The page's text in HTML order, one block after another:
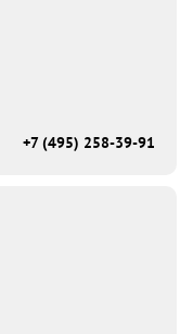
+7 (495) 258-39-91